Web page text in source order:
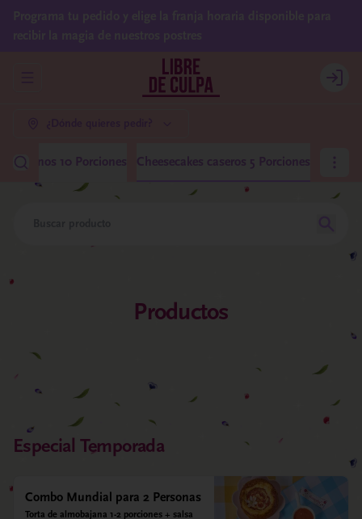
Login
Medianos 10 Porciones Cheesecakes caseros 5 Porciones
Productos
Especial Temporada
Combo Mundial para 2 Personas
Torta de almobajana 1-2 porciones + salsa